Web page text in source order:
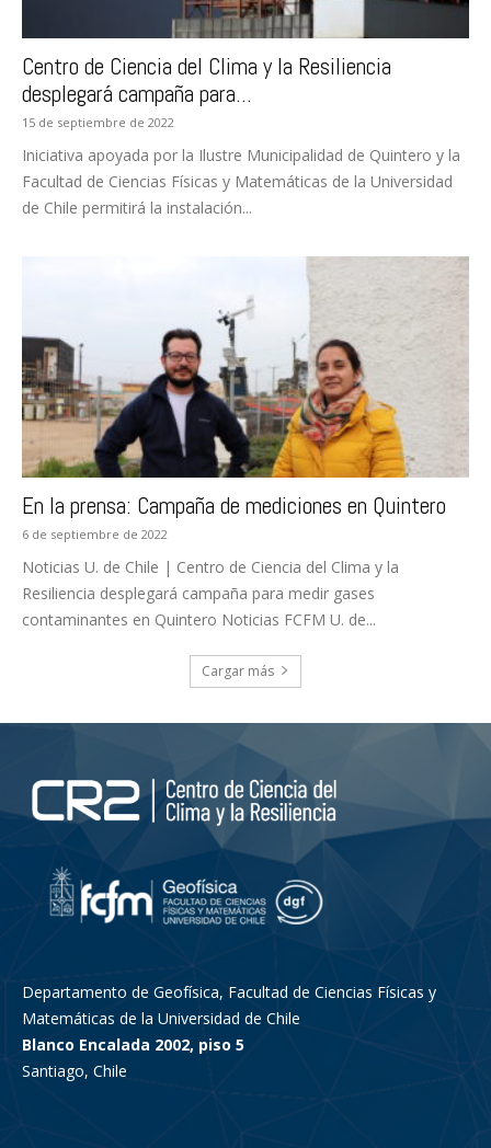
Centro de Ciencia del Clima y la Resiliencia
desplegará campaña para...
15 de septiembre de 2022
Iniciativa apoyada por la Ilustre Municipalidad de Quintero y la
Facultad de Ciencias Físicas y Matemáticas de la Universidad
de Chile permitirá la instalación...
En la prensa: Campaña de mediciones en Quintero
6 de septiembre de 2022
Noticias U. de Chile | Centro de Ciencia del Clima y la
Resiliencia desplegará campaña para medir gases
contaminantes en Quintero Noticias FCFM U. de...
Cargar más
Departamento de Geofísica, Facultad de Ciencias Físicas y
Matemáticas de la Universidad de Chile
Blanco Encalada 2002, piso 5
Santiago, Chile